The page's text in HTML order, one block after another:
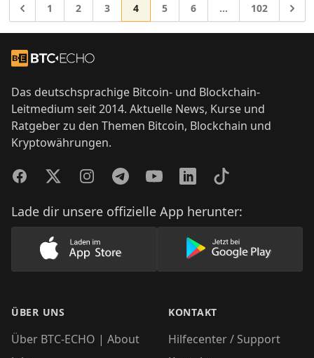
Gehe zu
Gehe zur Seite
1 Gehe zur Seite
2 Gehe zur Seite
3 Gehe zur Seite
4 Gehe zur Seite
5 Gehe zur Seite
6 Zwischenseiten
… Gehe zur
102 Gehe
Zur Startseite
Das deutschsprachige Bitcoin- und Blockchain-
Leitmedium seit 2014. Aktuelle News, Kurse und
Ratgeber zu den Themen Bitcoin, Blockchain und
Kryptowährungen.
FacebookTwitterInstagramTelegramYouTubeLinkedInTikTok
Lade dir unsere offizielle App herunter:
Lade unsere App im AppStore herunter
Lade unsere
ÜBER UNS
Über BTC-ECHO | About
KONTAKT
Hilfecenter / Support